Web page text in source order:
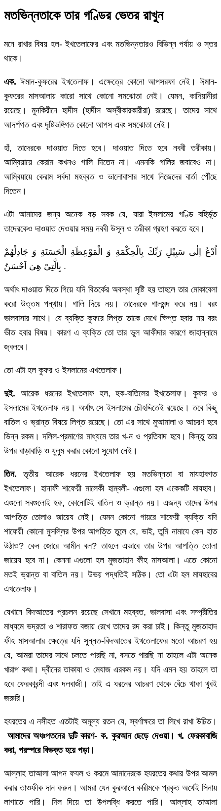
মতভিন্নতাকে তার গণ্ডির ভেতর রাখুন
মনে রাখার বিষয় হল- ইখতেলাফের এবং মতভিন্নতারও বিভিন্ন পর্যায় ও স্তর
থাকে।
এক. ঈমান-কুফরের ইখতেলাফ। এক্ষেত্রে কোনো আপসরফা নেই। ঈমান-
কুফরের মাসআলায় কারো সাথে কোনো সমঝোতা নেই। যেমন, কাদিয়ানীরা
রয়েছে। মুনকিরীনে হাদীস (হাদীস অস্বীকারকারীরা) রয়েছে। তাদের সাথে
আদর্শগত এবং দৃষ্টিভঙ্গিগত কোনো আপস এবং সমঝোতা নেই।
হাঁ, তাদেরকে দাওয়াত দিতে হবে। দাওয়াত দিতে হবে নববী তরীকায়।
আম্বিয়ায়ে কেরাম কখনও গালি দিতেন না। এমনকি গালির জবাবেও না।
আম্বিয়ায়ে কেরাম সর্বদা মহব্বত ও ভালোবাসার সাথে নিজেদের বার্তা পৌঁছে
দিতেন।
এটা আমাদের জন্য অনেক বড় সবক যে, যারা ইসলামের গণ্ডি বহির্ভূত
তাদেরকেও দাওয়াত দেওয়ার সময় নববী উসূল ও তরীকা গ্রহণ করতে হবে।
اُدْعُ اِلٰی سَبِیْلِ رَبِّكَ بِالْحِكْمَةِ وَ الْمَوْعِظَةِ الْحَسَنَةِ وَ جَادِلْهُمْ
بِالَّتِیْ هِیَ اَحْسَنُ .
অর্থাৎ দাওয়াত দিতে গিয়ে যদি বিতর্কের অবস্থা সৃষ্টি হয় তাহলে তার মোকাবেলা
করো উত্তম পন্থায়। গালি দিয়ে নয়। তাদেরকে গালমন্দ করে নয়। বরং
ভালবাসার সাথে। যে ব্যক্তি কুফরে লিপ্ত তাকে দেখে ক্ষিপ্ত হবার নয় বরং
ভীত হবার বিষয়। কারণ এ ব্যক্তি তো তার ভুল আকীদার কারণে জাহান্নামে
জ্বলবে।
তো এটা হল কুফর ও ইসলামের এখতেলাফ।
দুই. আরেক ধরনের ইখতেলাফ হল, হক-বাতিলের ইখতেলাফ। কুফর ও
ইসলামের ইখতেলাফ নয়। অর্থাৎ সে ইসলামের চৌহদ্দিতেই রয়েছে। তবে কিছু
বাতিল ও ভ্রান্ত বিষয়ে লিপ্ত রয়েছে। তো এর সাথে মুআমালা ও আচরণ হবে
ভিন্ন রকম। দলিল-প্রমাণের মাধ্যমে তার খ-ন ও প্রতিবাদ হবে। কিন্তু তার
উপর বাড়াবাড়ি ও যুলুম করার কোনো সুযোগ নেই।
তিন. তৃতীয় আরেক ধরনের ইখতেলাফ হয় মতভিন্নতা বা মাযহাবগত
ইখতেলাফ। হানাফী শাফেয়ী মালেকী হাম্বলী- এগুলো হল একেকটি মাযহাব।
এগুলো সবগুলোই হক, কোনোটিই বাতিল ও ভ্রান্ত নয়। এজন্য তাদের উপর
আপত্তি তোলাও জায়েয নেই। যেমন কোনো গায়রে শাফেয়ী ব্যক্তি যদি
শাফেয়ী কোনো মুসল্লির উপর আপত্তি তুলে যে, ভাই, তুমি নামাযে কেন হাত
উঠাও? কেন জোরে আমীন বল? তাহলে এভাবে তার উপর আপত্তি তোলা
জায়েয হবে না। কেননা এগুলো হল মুজতাহাদ ফীহ মাসআলা। এতে কোনো
মতই ভ্রান্ত বা বাতিল নয়। উভয় পদ্ধতিই সঠিক। তো এটা হল মাযহাবের
এখতেলাফ।
যেখানে বিদআতের প্রচলন রয়েছে সেখানে মহব্বত, ভালবাসা এবং সম্প্রীতির
মাধ্যমে ভদ্রতা ও শারাফত বজায় রেখে তাদের রদ করা চাই। কিন্তু মুজতাহাদ
ফীহ মাসআলার ক্ষেত্রে যদি সুন্নত-বিদআতের ইখতেলাফের মতো আচরণ হয়
যে, আমরা তাদের সাথে চলতে পারছি না, বসতে পারছি না তাহলে এটা অনেক
খারাপ কথা। দ্বীনের তাকাযা ও মেযাজ এরকম নয়। যদি এমন হয় তাহলে তা
হবে ফেরকাবন্দী এবং দলবাজী। তাই এ ধরনের আচরণ থেকে বেঁচে থাকা খুবই
জরুরি।
হযরতের এ নসীহত এতটাই অমূল্য রতন যে, স্বর্ণাক্ষরে তা লিখে রাখা উচিত।
আমাদের অধঃপতনের দুটি কারণ- ক. কুরআন ছেড়ে দেওয়া। খ. ফেরকাবাজি
করা, পরস্পরে বিভক্ত হয়ে পড়া।
আল্লাহ তাআলা আপন ফযল ও করমে আমাদেরকে হযরতের কথার উপর আমল
করার তাওফীক দান করুন। আমরা যেন কুরআনে কারীমকে প্রকৃত অর্থেই সিনায়
লাগাতে পারি। দিল দিয়ে তা উপলব্ধি করতে পারি। আল্লাহ তাআলা